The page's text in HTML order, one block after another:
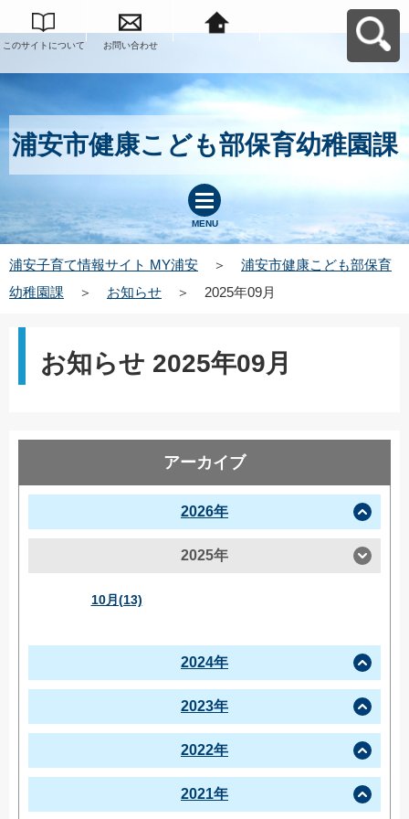
このサイトについて お問い合わせ
浦安市健康こども部保育幼稚園課
MENU
浦安子育て情報サイト MY浦安 ＞
浦安市健康こども部保育
幼稚園課
＞ お知らせ ＞ 2025年09月
お知らせ 2025年09月
アーカイブ
2026年
2025年
10月(13)
2024年
2023年
2022年
2021年